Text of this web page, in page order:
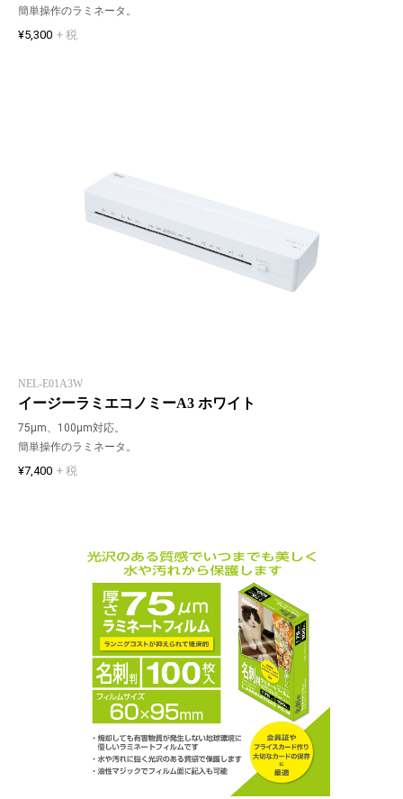
簡単操作のラミネータ。
¥5,300 + 税
NEL-E01A3W
イージーラミエコノミーA3 ホワイト
75μm、100μm対応。
簡単操作のラミネータ。
¥7,400 + 税